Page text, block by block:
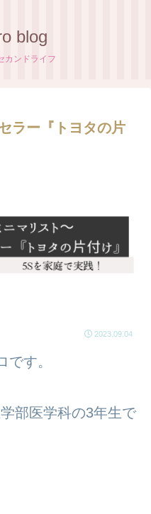
blog
カンドライフ
ラー『トヨタの片
2023.09.04
す。
部医学科の3年生で